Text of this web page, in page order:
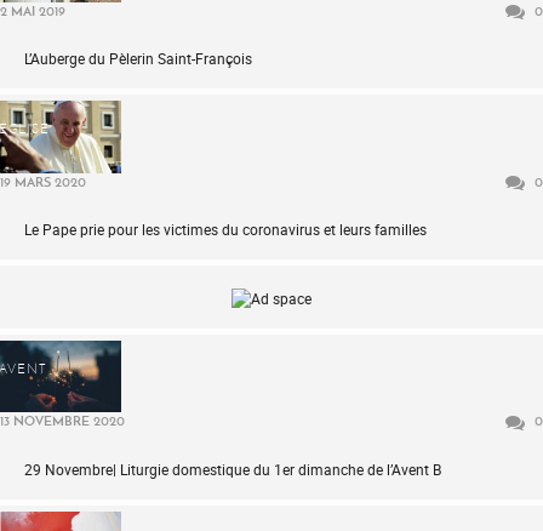
2 MAI 2019 0
L’Auberge du Pèlerin Saint-François
ÉGLISE
19 MARS 2020 0
Le Pape prie pour les victimes du coronavirus et leurs familles
AVENT
13 NOVEMBRE 2020 0
29 Novembre| Liturgie domestique du 1er dimanche de l’Avent B